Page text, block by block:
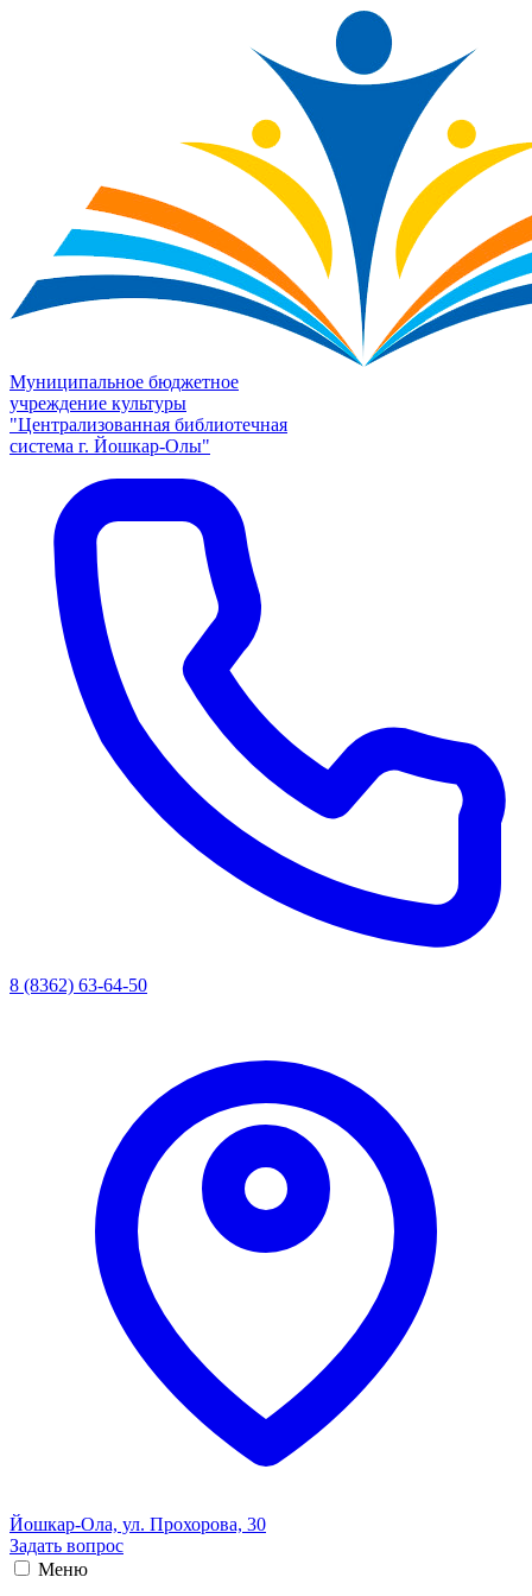
Муниципальное бюджетное
учреждение культуры
"Централизованная библиотечная
система г. Йошкар-Олы"
8 (8362) 63-64-50
Йошкар-Ола, ул. Прохорова, 30
Задать вопрос
Меню